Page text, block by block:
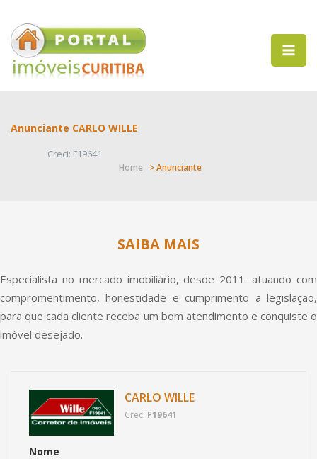
Anunciante CARLO WILLE
Creci: F19641
Home > Anunciante
SAIBA MAIS
Especialista no mercado imobiliário, desde 2011. atuando com
compromentimento, honestidade e cumprimento a legislação,
para que cada cliente receba um bom atendimento e conquiste o
imóvel desejado.
CARLO WILLE
Creci:F19641
Nome